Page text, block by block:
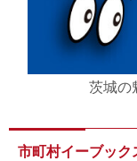
茨城の
市町村イーブック